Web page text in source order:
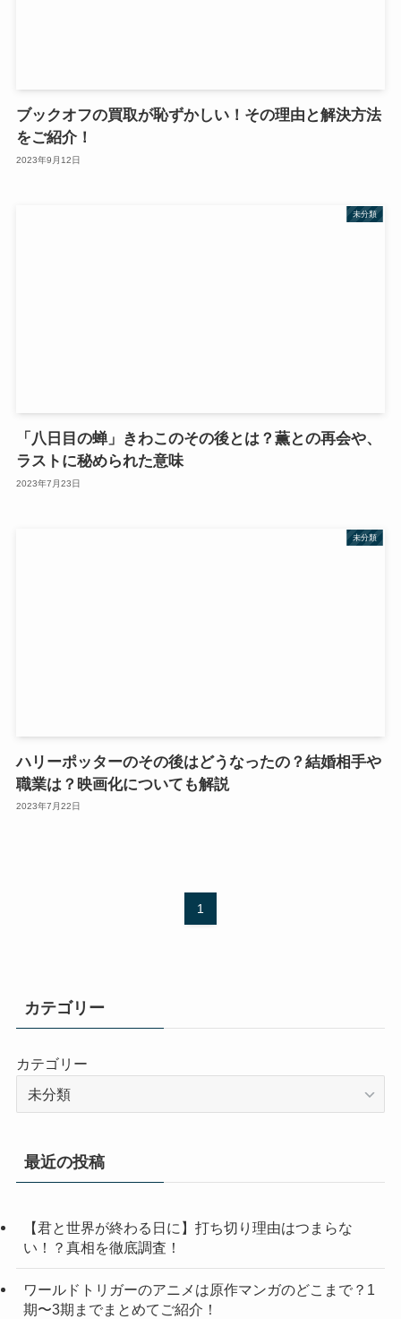
ブックオフの買取が恥ずかしい！その理由と解決方法
をご紹介！
2023年9月12日
未分類
「八日目の蝉」きわこのその後とは？薫との再会や、
ラストに秘められた意味
2023年7月23日
未分類
ハリーポッターのその後はどうなったの？結婚相手や
職業は？映画化についても解説
2023年7月22日
1
カテゴリー
カテゴリー
最近の投稿
【君と世界が終わる日に】打ち切り理由はつまらな
い！？真相を徹底調査！
ワールドトリガーのアニメは原作マンガのどこまで？1
期〜3期までまとめてご紹介！